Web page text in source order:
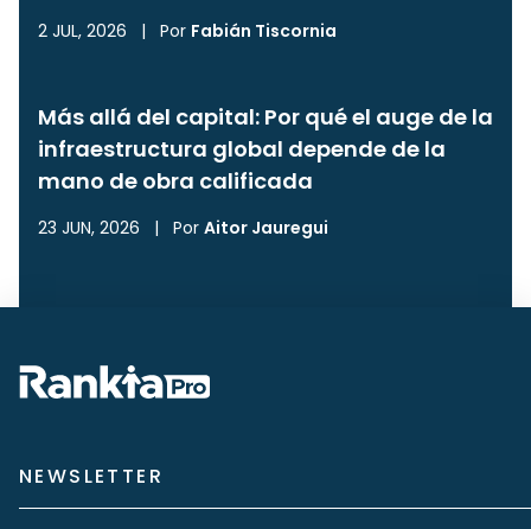
2 JUL, 2026 | Por Fabián Tiscornia
Más allá del capital: Por qué el auge de la
infraestructura global depende de la
mano de obra calificada
23 JUN, 2026 | Por Aitor Jauregui
NEWSLETTER